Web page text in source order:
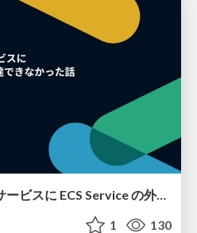
Service Connect 上のサービスに ECS Service の外側から到達できなかった話
1 130